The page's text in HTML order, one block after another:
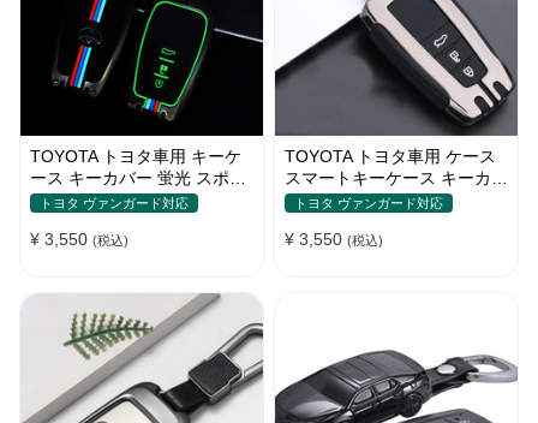
TOYOTA トヨタ車用 キーケ
ース キーカバー 蛍光 スポー
ティー感 フィット感 リモコ
トヨタ ヴァンガード対応
¥ 3,550 (税込)
TOYOTA トヨタ車用 ケース
スマートキーケース キーカバ
ー 高級 オシャレ 手触り快適
トヨタ ヴァンガード対応
¥ 3,550 (税込)